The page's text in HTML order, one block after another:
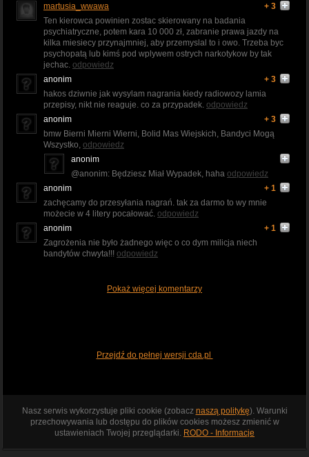
martusia_wwawa
+ 3
Ten kierowca powinien zostac skierowany na badania
psychiatryczne, potem kara 10 000 zł, zabranie prawa jazdy na
kilka miesiecy przynajmniej, aby przemyslal to i owo. Trzeba byc
psychopatą lub kimś pod wplywem ostrych narkotykow by tak
jechac. odpowiedz
anonim
+ 3
hakos dziwnie jak wysylam nagrania kiedy radiowozy lamia
przepisy, nikt nie reaguje. co za przypadek. odpowiedz
anonim
+ 3
bmw Bierni Mierni Wierni, Bolid Mas Wiejskich, Bandyci Mogą
Wszystko, odpowiedz
anonim
@anonim: Będziesz Miał Wypadek, haha odpowiedz
anonim
+ 1
zachęcamy do przesyłania nagrań. tak za darmo to wy mnie
możecie w 4 litery pocałować. odpowiedz
anonim
+ 1
Zagrożenia nie było żadnego więc o co dym milicja niech
bandytów chwyta!!! odpowiedz
Pokaż więcej komentarzy
Przejdź do pełnej wersji cda.pl
Nasz serwis wykorzystuje pliki cookie (zobacz naszą politykę). Warunki
przechowywania lub dostępu do plików cookies możesz zmienić w
ustawieniach Twojej przeglądarki. RODO - Informacje